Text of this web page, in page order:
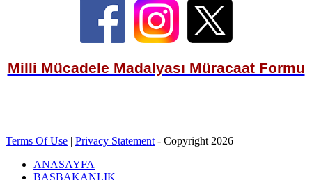
Milli Mücadele Madalyası Müracaat Formu
Terms Of Use | Privacy Statement - Copyright 2026
ANASAYFA
BAŞBAKANLIK